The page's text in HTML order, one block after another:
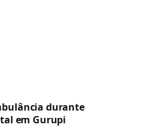
durante
em Gurupi